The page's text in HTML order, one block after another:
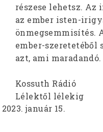
részese lehetsz.
az ember isten-
önmegsemmisítés.
ember-
azt, ami
Kossuth Rádió
Lélektől lélekig
január 15.